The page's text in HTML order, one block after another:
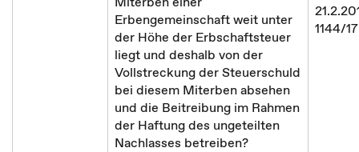
Erbengemeinschaft weit unter
der Höhe der Erbschaftsteuer
liegt und deshalb von der
Vollstreckung der Steuerschuld
bei diesem Miterben absehen
und die Beitreibung im Rahmen
der Haftung des ungeteilten
Nachlasses betreiben?
1144/